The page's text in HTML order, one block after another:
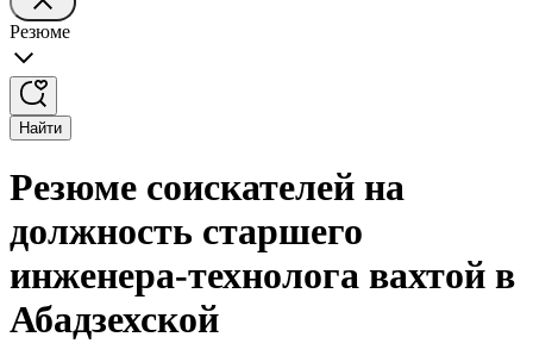
Резюме
Найти
Резюме соискателей на
должность старшего
инженера-технолога вахтой в
Абадзехской